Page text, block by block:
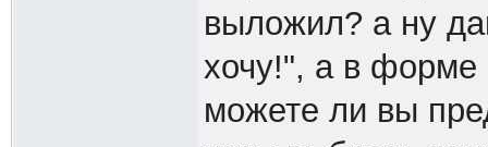
выложил? а ну
хочу!", а в форме
можете ли вы